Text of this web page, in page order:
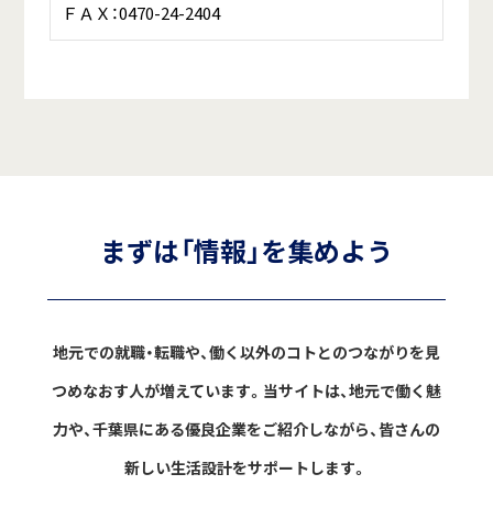
ＦＡＸ：0470-24-2404
まずは「情報」を集めよう
地元での就職・転職や、働く以外のコトとのつながりを見
つめなおす人が増えています。 当サイトは、地元で働く魅
力や、千葉県にある優良企業をご紹介しながら、皆さんの
新しい生活設計をサポートします。